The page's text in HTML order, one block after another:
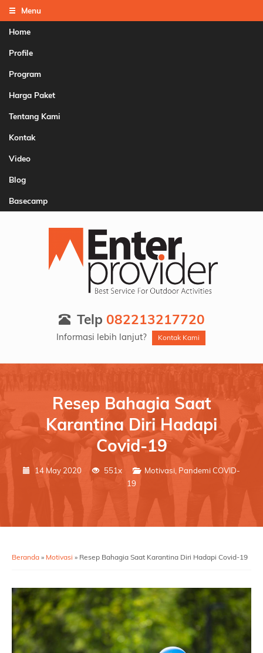
Menu
Home
Profile
Program
Harga Paket
Tentang Kami
Kontak
Video
Blog
Basecamp
Telp 082213217720
Informasi lebih lanjut? Kontak Kami
Resep Bahagia Saat
Karantina Diri Hadapi
Covid-19
14 May 2020 551x Motivasi Pandemi COVID-
19
Beranda » Motivasi » Resep Bahagia Saat Karantina Diri Hadapi Covid-19